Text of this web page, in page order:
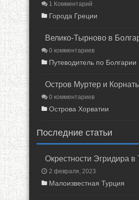
1 Комментарий
Города Греции
Велико-Тырново в
0 комментариев
Путеводитель по Болгарии
0 комментариев
Острова Хорватии
Последние статьи
Окрестности Эгридира в
2 февраля, 2023
Малоизвестная Турция